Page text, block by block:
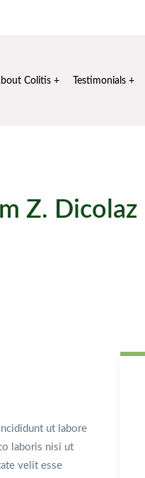
Colitis Testimonials
Z. Dicolaz
ut labore
laboris nisi ut
velit esse